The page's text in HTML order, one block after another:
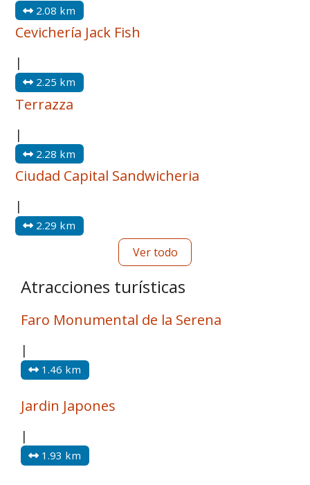
2.08 km
Cevichería Jack Fish
|
2.25 km
Terrazza
|
2.28 km
Ciudad Capital Sandwicheria
|
2.29 km
Ver todo
Atracciones turísticas
Faro Monumental de la Serena
|
1.46 km
Jardin Japones
|
1.93 km